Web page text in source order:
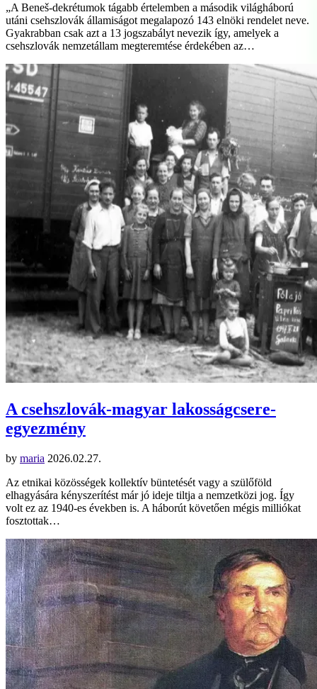
„A Beneš-dekrétumok tágabb értelemben a második világháború
utáni csehszlovák államiságot megalapozó 143 elnöki rendelet neve.
Gyakrabban csak azt a 13 jogszabályt nevezik így, amelyek a
csehszlovák nemzetállam megteremtése érdekében az…
A csehszlovák-magyar lakosságcsere-
egyezmény
by maria 2026.02.27.
Az etnikai közösségek kollektív büntetését vagy a szülőföld
elhagyására kényszerítést már jó ideje tiltja a nemzetközi jog. Így
volt ez az 1940-es években is. A háborút követően mégis milliókat
fosztottak…